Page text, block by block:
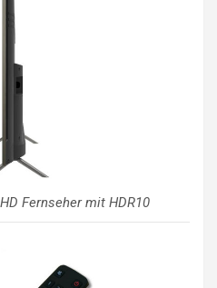
Fernseher mit HDR10